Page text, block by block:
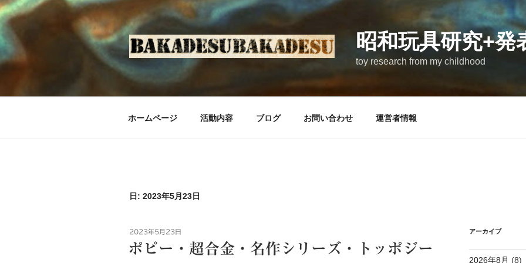
コ
ン
ン
ツ
昭和玩具研究+発
toy research from my childhood
ホームページ 活動内容 ブログ お問い合わせ 運営者情報
日: 2023年5月23日
投
稿
日:
2023年5月23日
ポピー・超合金・名作シリーズ・トッポジー
アーカイブ
2026年8月 (8)